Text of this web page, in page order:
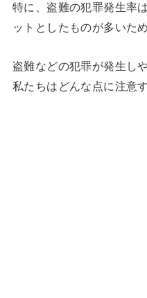
特に、盗難の犯罪発生率
ットとしたものが多いた
盗難などの犯罪が発生し
私たちはどんな点に注意